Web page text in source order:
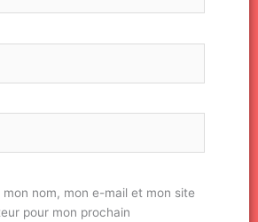
mon nom, mon e-mail et mon site
pour mon prochain